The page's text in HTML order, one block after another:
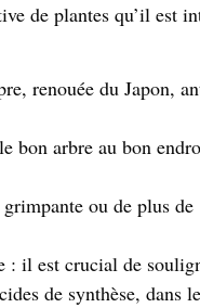
de plantes qu’il est
renouée du Japon,
bon arbre au bon
ou de plus
: il est crucial de
de synthèse, dans